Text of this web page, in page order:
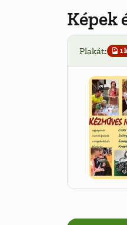
Képek
Plakát: 1